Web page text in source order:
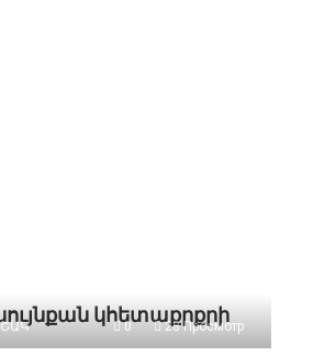
կհետաքրքրի
0 28 Просмотр